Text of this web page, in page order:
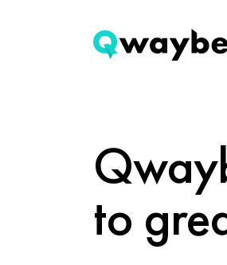
to